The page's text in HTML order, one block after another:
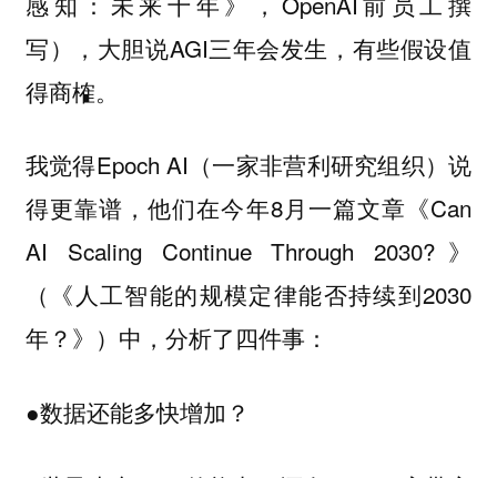
写），大胆说AGI三年会发生，有些假设值
得商榷。
我觉得Epoch AI（一家非营利研究组织）说
得更靠谱，他们在今年8月一篇文章《Can
AI Scaling Continue Through 2030?》
（《人工智能的规模定律能否持续到2030
年？》）中，分析了四件事：
●数据还能多快增加？